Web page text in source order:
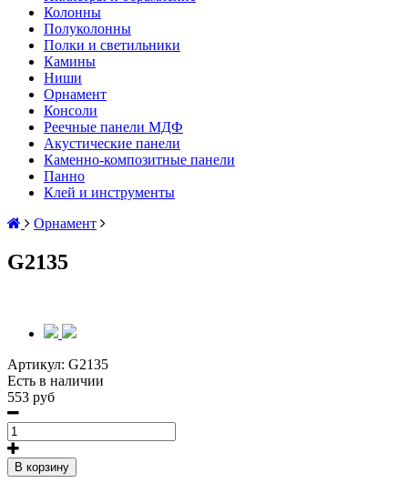
Колонны
Полуколонны
Полки и светильники
Камины
Ниши
Орнамент
Консоли
Реечные панели МДФ
Акустические панели
Каменно-композитные панели
Панно
Клей и инструменты
Орнамент
G2135
Артикул: G2135
Есть в наличии
553 руб
В корзину